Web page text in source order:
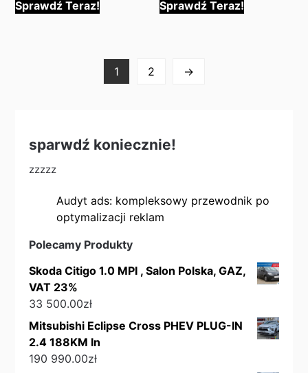
Sprawdź Teraz! Sprawdź Teraz!
1 2 →
sparwdź koniecznie!
zzzzz
Audyt ads: kompleksowy przewodnik po
optymalizacji reklam
Polecamy Produkty
Skoda Citigo 1.0 MPI , Salon Polska, GAZ,
VAT 23%
33 500.00zł
Mitsubishi Eclipse Cross PHEV PLUG-IN
2.4 188KM In
190 990.00zł